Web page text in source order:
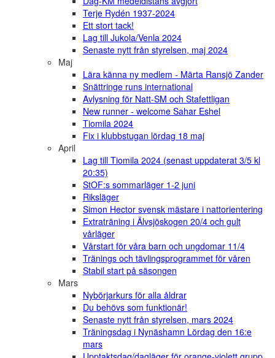
Terje Rydén 1937-2024
Ett stort tack!
Lag till Jukola/Venla 2024
Senaste nytt från styrelsen, maj 2024
Maj
Lära känna ny medlem - Märta Ransjö Zander
Snättringe runs international
Avlysning för Natt-SM och Stafettligan
New runner - welcome Sahar Eshel
Tiomila 2024
Fix i klubbstugan lördag 18 maj
April
Lag till Tiomila 2024 (senast uppdaterat 3/5 kl
20:35)
StOF:s sommarläger 1-2 juni
Riksläger
Simon Hector svensk mästare i nattorientering
Extraträning i Älvsjöskogen 20/4 och gult
vårläger
Vårstart för våra barn och ungdomar 11/4
Tränings och tävlingsprogrammet för våren
Stabil start på säsongen
Mars
Nybörjarkurs för alla åldrar
Du behövs som funktionär!
Senaste nytt från styrelsen, mars 2024
Träningsdag i Nynäshamn Lördag den 16:e
mars